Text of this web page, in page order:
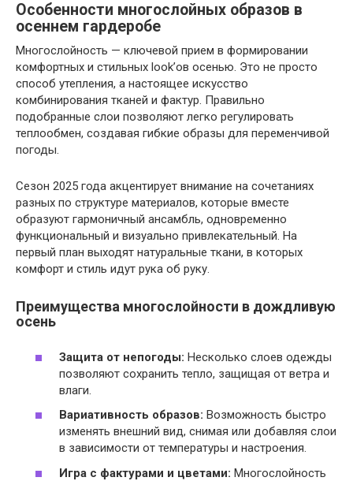
Особенности многослойных образов в
осеннем гардеробе
Многослойность — ключевой прием в формировании
комфортных и стильных look’ов осенью. Это не просто
способ утепления, а настоящее искусство
комбинирования тканей и фактур. Правильно
подобранные слои позволяют легко регулировать
теплообмен, создавая гибкие образы для переменчивой
погоды.
Сезон 2025 года акцентирует внимание на сочетаниях
разных по структуре материалов, которые вместе
образуют гармоничный ансамбль, одновременно
функциональный и визуально привлекательный. На
первый план выходят натуральные ткани, в которых
комфорт и стиль идут рука об руку.
Преимущества многослойности в дождливую
осень
Защита от непогоды: Несколько слоев одежды
позволяют сохранить тепло, защищая от ветра и
влаги.
Вариативность образов: Возможность быстро
изменять внешний вид, снимая или добавляя слои
в зависимости от температуры и настроения.
Игра с фактурами и цветами: Многослойность